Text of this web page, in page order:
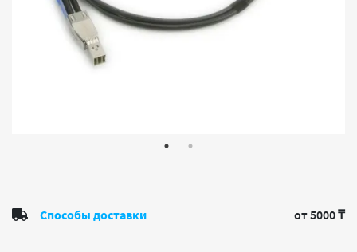
Способы доставки от 5000 ₸